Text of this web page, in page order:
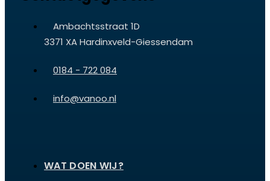
Ambachtsstraat 1D
3371 XA Hardinxveld-Giessendam
0184 - 722 084
info@vanoo.nl
WAT DOEN WIJ?